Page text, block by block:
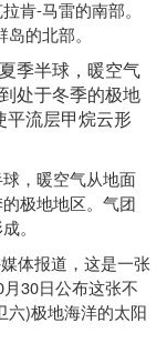
肯-马雷的南部。
的北部。
，暖空气从地面
极地地区。气团
。
体报道，这是一张
月 30日公布这张不
六)极地海洋的太阳